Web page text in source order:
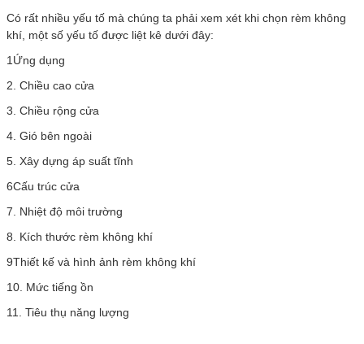
Có rất nhiều yếu tố mà chúng ta phải xem xét khi chọn rèm không
khí, một số yếu tố được liệt kê dưới đây:
1Ứng dụng
2. Chiều cao cửa
3. Chiều rộng cửa
4. Gió bên ngoài
5. Xây dựng áp suất tĩnh
6Cấu trúc cửa
7. Nhiệt độ môi trường
8. Kích thước rèm không khí
9Thiết kế và hình ảnh rèm không khí
10. Mức tiếng ồn
11. Tiêu thụ năng lượng